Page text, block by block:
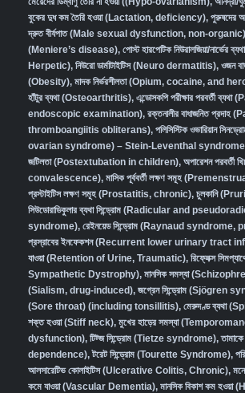
বুকের দুধ কম তৈরি হওয়া (Lactation, deficiency), পুরুষদের
দ্রুত বীর্যপাত (Male sexual dysfunction, non-organic
(Meniere’s disease), পোস্ট হারপেটিক নিউরালজিয়া/
Herpetic), নিউরো ডার্মাটাইটিস (Neuro dermatitis), ওজন
(Obesity), মাদক নির্ভরশীলতা (Opium, cocaine, and
হাঁটুর ব্যথা (Osteoarthritis), এন্ডোসকপি পরীক্ষার পরবর্তী
endoscopic examination), রক্তনালীর বাধাজনিত প্রদাহ
thromboangiitis obliterans), পলিসিস্টিক ওভারিয়ান
ovarian syndrome) – Stein-Leventhal syndrome
জটিলতা (Postextubation in children), অপারেশন
convalescence), মাসিক পূর্ববর্তী লক্ষণ সমূহ
প্রস্টাইটিস লক্ষণ সমূহ (Prostatitis, chronic), চুলকানি
সিউডোরাডিকুলার ব্যথা সিন্ড্রোম (Radicular and
syndrome), রেইনয়েড সিন্ড্রোম (Raynaud syndrome,
প্রস্রাবের ইনফেকশন (Recurrent lower urinary tract
যাওয়া (Retention of Urine, Traumatic), রিফ্লেক্স
Sympathetic Dystrophy), মানসিক সমস্যা
(Sialism, drug-induced), জগ্রেন সিন্ড্রোম (Sjögren
(Sore throat) (including tonsillitis), মেরুদণ্ড ব্যথা
শক্ত হওয়া (Stiff neck), মুখের হাড়ের সমস্যা
dysfunction), টিট্জ সিন্ড্রোম (Tietze syndrome),
dependence),টরেট সিন্ড্রোম (Tourette Syndrome),
আলসারেটিভ কোলাইটিস (Ulcerative Colitis, Chronic),
কমে যাওয়া (Vascular Dementia), মানসিক বিকাশ কম